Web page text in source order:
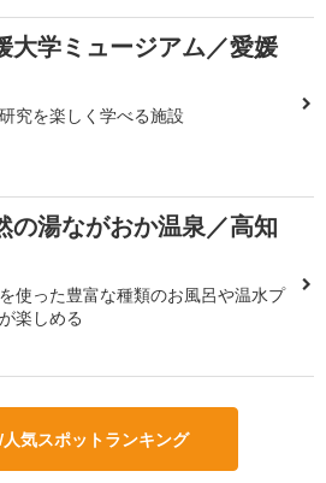
大学ミュージアム／愛媛
究を楽しく学べる施設
の湯ながおか温泉／高知
使った豊富な種類のお風呂や温水プ
楽しめる
気スポットランキング